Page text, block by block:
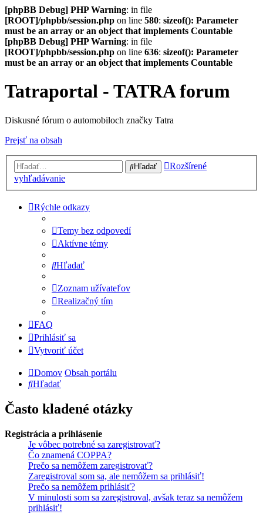
[phpBB Debug] PHP Warning: in file
[ROOT]/phpbb/session.php on line 580: sizeof(): Parameter
must be an array or an object that implements Countable
[phpBB Debug] PHP Warning: in file
[ROOT]/phpbb/session.php on line 636: sizeof(): Parameter
must be an array or an object that implements Countable
Tatraportal - TATRA forum
Diskusné fórum o automobiloch značky Tatra
Prejsť na obsah
Hľadať
Rozšírené
vyhľadávanie
Rýchle odkazy
Temy bez odpovedí
Aktívne témy
Hľadať
Zoznam užívateľov
Realizačný tím
FAQ
Prihlásiť sa
Vytvoriť účet
Domov Obsah portálu
Hľadať
Často kladené otázky
Registrácia a prihlásenie
Je vôbec potrebné sa zaregistrovať?
Čo znamená COPPA?
Prečo sa nemôžem zaregistrovať?
Zaregistroval som sa, ale nemôžem sa prihlásiť!
Prečo sa nemôžem prihlásiť?
V minulosti som sa zaregistroval, avšak teraz sa nemôžem
prihlásiť!